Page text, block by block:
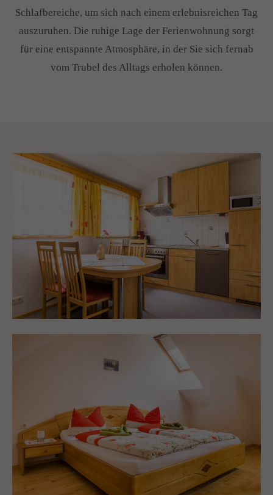
info@yourdomain.com
About us
montes, nascetur ridiculus mus. Donec quam felis,
ultricies nec.
Schlafbereiche, um sich nach einem erlebnisreichen Tag
auszuruhen. Die ruhige Lage der Ferienwohnung sorgt
für eine entspannte Atmosphäre, in der Sie sich fernab
vom Trubel des Alltags erholen können.